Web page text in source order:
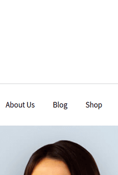
Este tema es gratuito pero ofrece
Última actualización